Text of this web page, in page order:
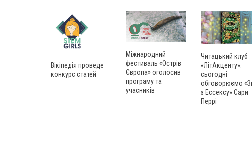
Вікіпедія проведе
конкурс статей
Міжнародний
фестиваль «Острів
Європа» оголосив
програму та
учасників
Читацький клуб
«ЛітАкценту»:
сьогодні
обговорюємо
з Ессексу» Сари
Перрі